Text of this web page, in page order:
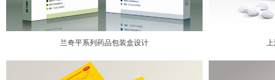
兰奇平系列药品包装盒设计